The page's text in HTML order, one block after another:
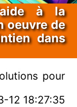
à la
oeuvre de
dans
pour
12 18:27:35